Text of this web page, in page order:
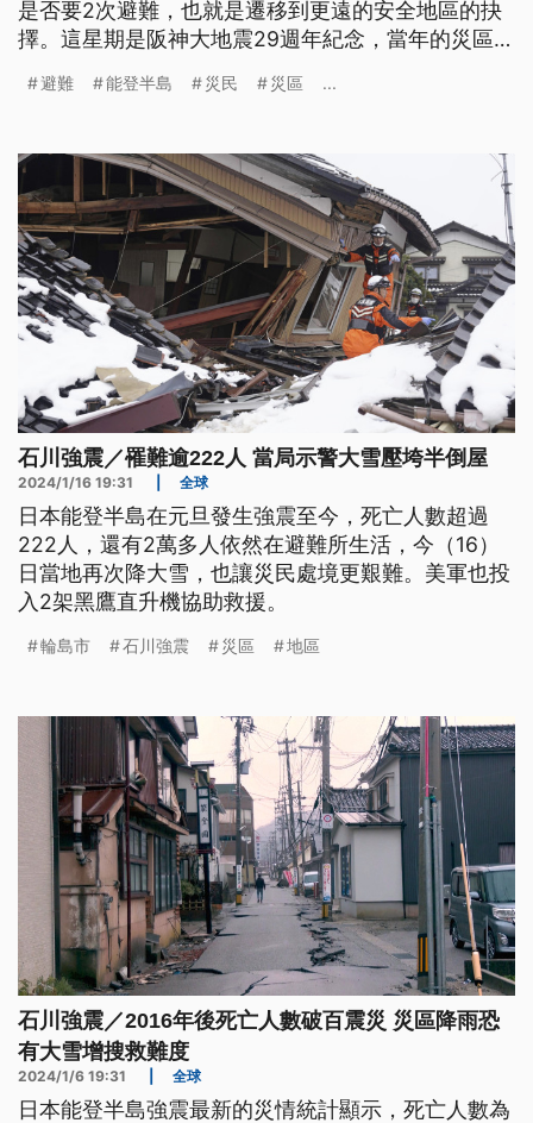
是否要2次避難，也就是遷移到更遠的安全地區的抉
擇。這星期是阪神大地震29週年紀念，當年的災區兵
也為支援能登震災，將預備費用增加到1兆日圓。
避難 能登半島 災民 災區 ...
石川強震／罹難逾222人 當局示警大雪壓垮半倒屋
2024/1/16 19:31 全球
日本能登半島在元旦發生強震至今，死亡人數超過
222人，還有2萬多人依然在避難所生活，今（16）
日當地再次降大雪，也讓災民處境更艱難。美軍也投
入2架黑鷹直升機協助救援。
輪島市 石川強震 災區 地區
石川強震／2016年後死亡人數破百震災 災區降雨恐
有大雪增搜救難度
2024/1/6 19:31 全球
日本能登半島強震最新的災情統計顯示，死亡人數為